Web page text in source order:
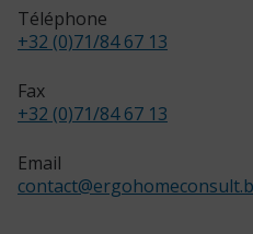
Téléphone
+32 (0)71/84 67 13
Fax
+32 (0)71/84 67 13
Email
contact@